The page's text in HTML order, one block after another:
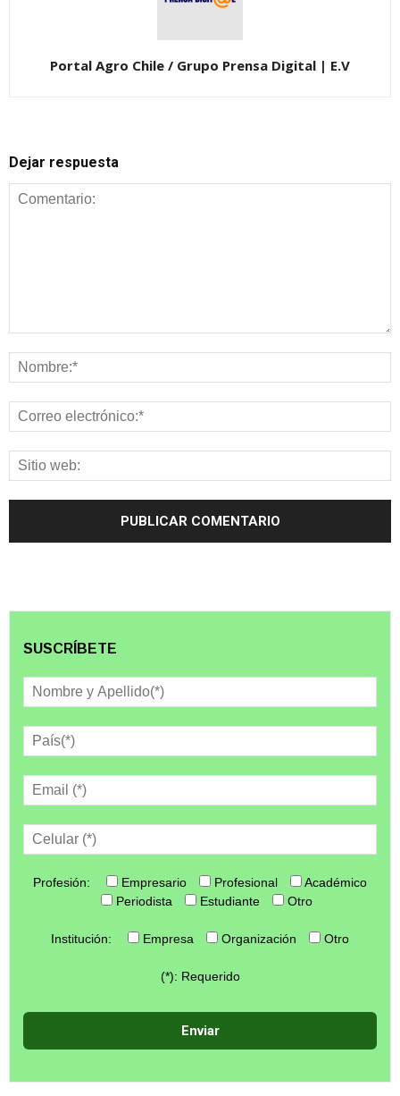
Portal Agro Chile / Grupo Prensa Digital | E.V
Dejar respuesta
SUSCRÍBETE
Profesión: Empresario Profesional
Académico
Periodista
Estudiante Otro
Institución: Empresa Organización Otro
(*): Requerido